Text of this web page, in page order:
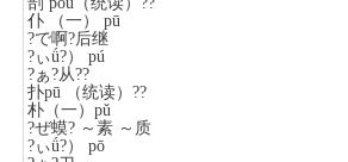
仆 （一） pū
?で啊?后继
?ぃǘ?） pú
?ぁ?从??
扑pū （统读）??
朴（一）pǔ
?ぜ蟆? ～素 ～质
?ぃǘ?） pō